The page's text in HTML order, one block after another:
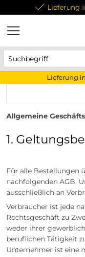
Lieferung
Lieferung
Allgemeine
1.
Für alle Bestellungen
nachfolgenden AGB.
ausschließlich an
Verbraucher ist jede
Rechtsgeschäft zu
weder ihrer
beruflichen Tätigkeit
Unternehmer ist eine